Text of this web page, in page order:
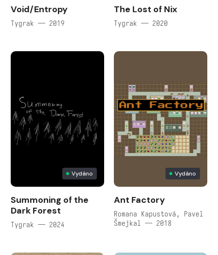
Void/Entropy
Tygrak — 2019
The Lost of Nix
Tygrak — 2020
Vydáno
Summoning of the
Dark Forest
Tygrak — 2024
Vydáno
Ant Factory
Romana Kapustová, Pavel
Šmejkal — 2018